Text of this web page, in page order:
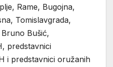
Rame, Bugojna,
Tomislavgrada,
Bušić,
predstavnici
i predstavnici oružanih